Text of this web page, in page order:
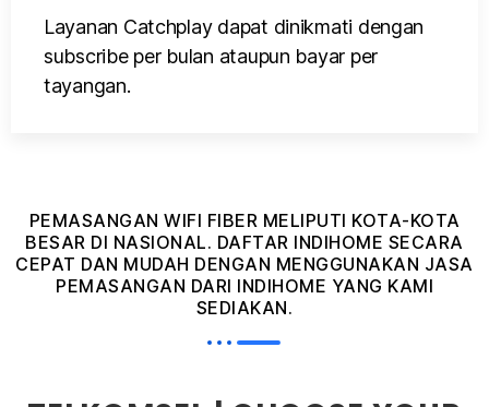
Layanan Catchplay dapat dinikmati dengan
subscribe per bulan ataupun bayar per
tayangan.
PEMASANGAN WIFI FIBER MELIPUTI KOTA-KOTA
BESAR DI NASIONAL. DAFTAR INDIHOME SECARA
CEPAT DAN MUDAH DENGAN MENGGUNAKAN JASA
PEMASANGAN DARI INDIHOME YANG KAMI
SEDIAKAN.